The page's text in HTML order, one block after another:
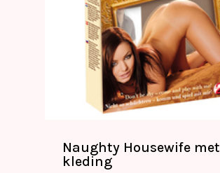
Naughty Housewife met
kleding